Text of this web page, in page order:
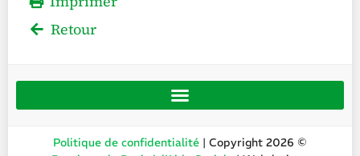
Retour
Politique de confidentialité | Copyright 2026 ©